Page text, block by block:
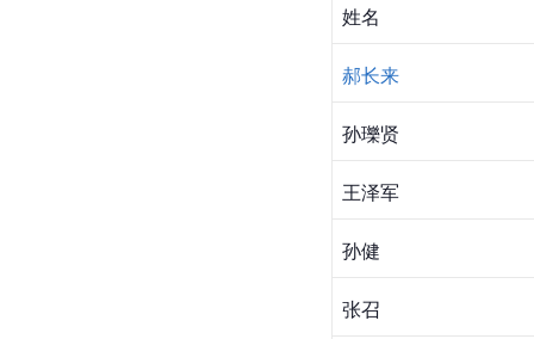
姓名
郝长来
孙瓅贤
王泽军
孙健
张召